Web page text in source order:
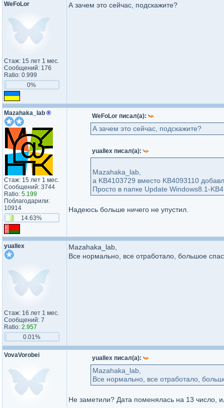
WeFoLor
Стаж: 15 лет 1 мес.
Сообщений: 176
Ratio: 0.999
0%
А зачем это сейчас, подскажите?
Mazahaka_lab ®
Стаж: 15 лет 1 мес.
Сообщений: 3744
Ratio: 5.199
Поблагодарили:
10914
14.63%
WeFoLor писал(а):
А зачем это сейчас, подскажите?
yuallex писал(а):
Mazahaka_lab,
а KB4103729 вместо KB4093110
Просто в папке Update Windows8.1-
Надеюсь больше ничего не упустил.
yuallex
Стаж: 16 лет 1 мес.
Сообщений: 7
Ratio: 2.957
0.01%
Mazahaka_lab,
Все нормально, все отработало, большое
VovaVorobei yuallex писал(а):
Mazahaka_lab,
Все нормально, все отработало,
Не заметили? Дата поменялась на 13 число,